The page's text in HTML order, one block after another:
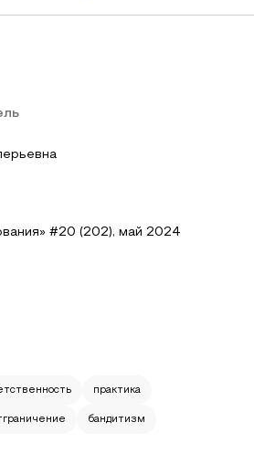
#20 (202), май 2024
практика
бандитизм